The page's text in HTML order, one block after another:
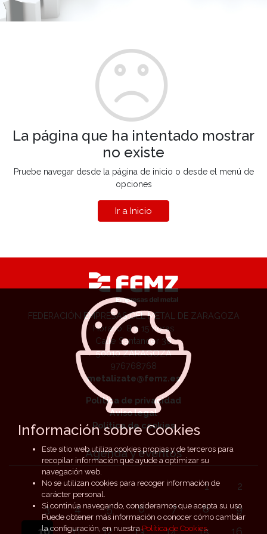
La página que ha intentado mostrar
no existe
Pruebe navegar desde la página de inicio o desde el menú de
opciones
Ir a Inicio
FEDERACIÓN EMPRESAS DEL METAL DE ZARAGOZA
Horario: 8 a 15 horas
Calle Santander 36
50010 ZARAGOZA
976768768
metalizate@femz.es
Política de privacidad
Aviso legal
Política de cookies
Agenda y eventos
1
2
3
4 5 6 7 8
9
Información sobre Cookies
Este sitio web utiliza cookies propias y de terceros para
recopilar información que ayude a optimizar su
navegación web.
No se utilizan cookies para recoger información de
carácter personal.
Si continúa navegando, consideramos que acepta su uso.
Puede obtener más información o conocer cómo cambiar
la configuración, en nuestraPolítica de Cookies.